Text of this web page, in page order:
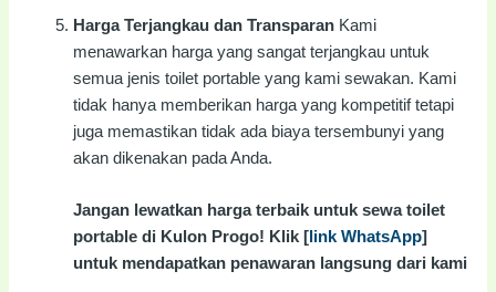
Harga Terjangkau dan Transparan Kami
menawarkan harga yang sangat terjangkau untuk
semua jenis toilet portable yang kami sewakan. Kami
tidak hanya memberikan harga yang kompetitif tetapi
juga memastikan tidak ada biaya tersembunyi yang
akan dikenakan pada Anda.
Jangan lewatkan harga terbaik untuk sewa toilet
portable di Kulon Progo! Klik [ link WhatsApp]
untuk mendapatkan penawaran langsung dari kami